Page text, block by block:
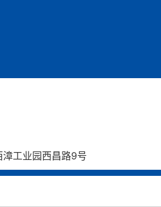
工业园西昌路9号